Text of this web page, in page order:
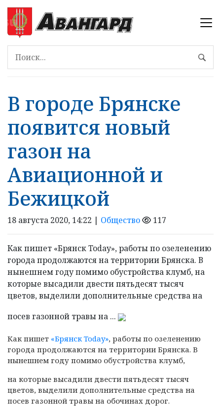
В городе Брянске
появится новый
газон на
Авиационной и
Бежицкой
18 августа 2020, 14:22 | Общество 117
Как пишет «Брянск Today», работы по озеленению
города продолжаются на территории Брянска. В
нынешнем году помимо обустройства клумб, на
которые высадили двести пятьдесят тысяч
цветов, выделили дополнительные средства на
посев газонной травы на ...
Как пишет «Брянск Today», работы по озеленению
города продолжаются на территории Брянска. В
нынешнем году помимо обустройства клумб,
на которые высадили двести пятьдесят тысяч
цветов, выделили дополнительные средства на
посев газонной травы на обочинах дорог.